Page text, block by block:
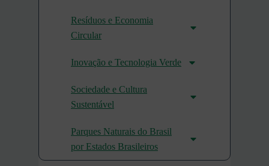
Resíduos e Economia
Circular
Inovação e Tecnologia Verde
Sociedade e Cultura
Sustentável
Parques Naturais do Brasil
por Estados Brasileiros